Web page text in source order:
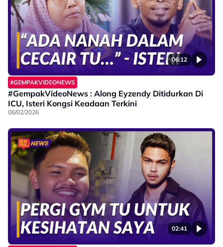
06:12
#GEMPAKVIDEONEWS
#GempakVideoNews : Along Eyzendy Ditidurkan Di
ICU, Isteri Kongsi Keadaan Terkini
06/02/2026
02:41